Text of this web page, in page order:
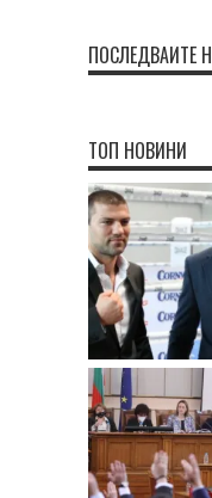
ПОСЛЕДВАЙТЕ
ТОП НОВИНИ